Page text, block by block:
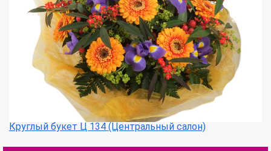
Круглый букет Ц 134 (Центральный салон)